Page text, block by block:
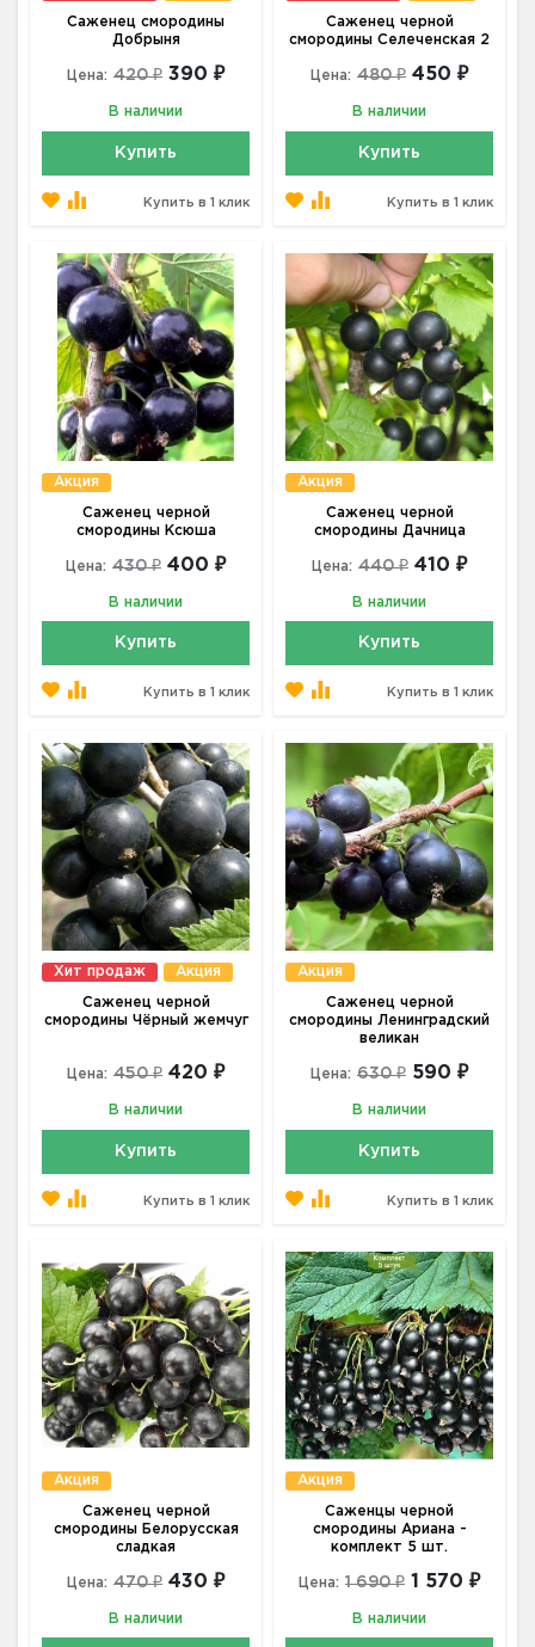
Саженец смородины
Добрыня
Цена: 420 ₽ 390 ₽
В наличии
Купить
Купить в 1 клик
Саженец черной
смородины Селеченская 2
Цена: 480 ₽ 450 ₽
В наличии
Купить
Купить в 1 клик
Акция
Саженец черной
смородины Ксюша
Цена: 430 ₽ 400 ₽
В наличии
Купить
Купить в 1 клик
Акция
Саженец черной
смородины Дачница
Цена: 440 ₽ 410 ₽
В наличии
Купить
Купить в 1 клик
Хит продаж Акция
Саженец черной
смородины Чёрный жемчуг
Цена: 450 ₽ 420 ₽
В наличии
Купить
Купить в 1 клик
Акция
Саженец черной
смородины Ленинградский
великан
Цена: 630 ₽ 590 ₽
В наличии
Купить
Купить в 1 клик
Акция
Саженец черной
смородины Белорусская
сладкая
Цена: 470 ₽ 430 ₽
В наличии
Акция
Саженцы черной
смородины Ариана -
комплект 5 шт.
Цена: 1 690 ₽ 1 570 ₽
В наличии